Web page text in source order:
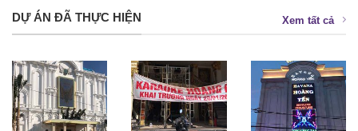
DỰ ÁN ĐÃ THỰC HIỆN Xem tất cả